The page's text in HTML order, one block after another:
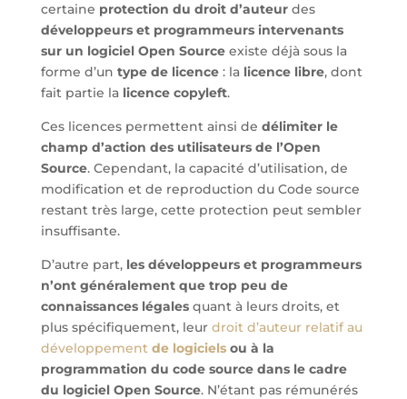
certaine protection du droit d’auteurdes
développeurs et programmeurs intervenants
sur un logiciel Open Source existe déjà sous la
forme d’un type de licence: la licence libre, dont
fait partie la licence copyleft.
Ces licences permettent ainsi de délimiter le
champ d’action des utilisateurs de l’Open
Source. Cependant, la capacité d’utilisation, de
modification et de reproduction du Code source
restant très large, cette protection peut sembler
insuffisante.
D’autre part, les développeurs et programmeurs
n’ont généralement que trop peu de
connaissances légalesquant à leurs droits, et
plus spécifiquement, leur droit d’auteur relatif au
développement de logicielsou à la
programmation du code source dans le cadre
du logiciel Open Source. N’étant pas rémunérés